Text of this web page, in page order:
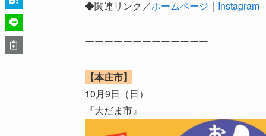
◆関連リンク／ホームページ ｜ Instagram
ーーーーーーーーーーーーー
【本庄市】
10月9日（日）
『大だま市』